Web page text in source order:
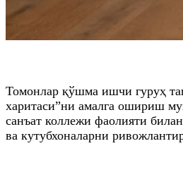
Томонлар қўшма ишчи гуруҳ
харитаси”ни амалга ошириш
санъат коллежи фаолияти
ва кутубхоналарни